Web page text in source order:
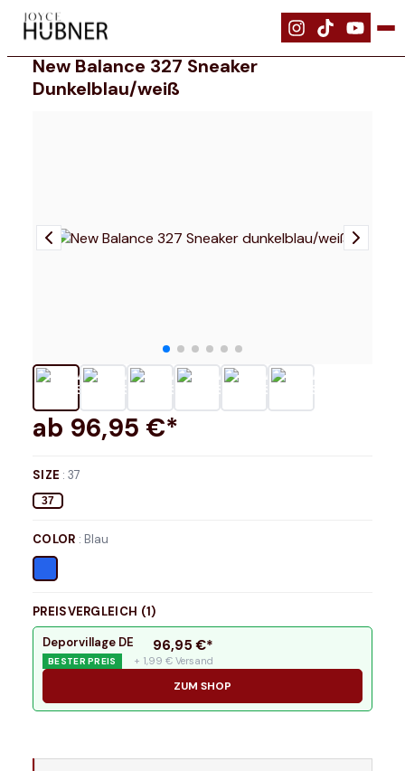
| Schuhe | New Balance 327 Sneaker dunkelblau/weiß
New Balance 327 Sneaker
Dunkelblau/weiß
ab 96,95 €*
SIZE :37
37
COLOR : Blau
PREISVERGLEICH (1)
Deporvillage DE
BESTER PREIS
96,95 €*
+ 1,99 € Versand
ZUM SHOP